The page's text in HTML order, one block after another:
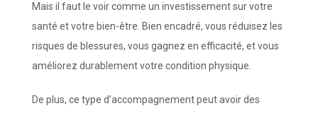
Mais il faut le voir comme un investissement sur votre
santé et votre bien-être. Bien encadré, vous réduisez les
risques de blessures, vous gagnez en efficacité, et vous
améliorez durablement votre condition physique.
De plus, ce type d’accompagnement peut avoir des